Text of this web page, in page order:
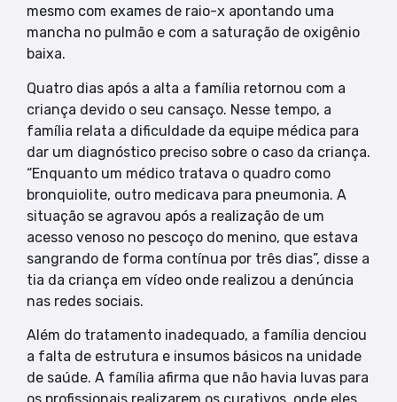
mesmo com exames de raio-x apontando uma
mancha no pulmão e com a saturação de oxigênio
baixa.
Quatro dias após a alta a família retornou com a
criança devido o seu cansaço. Nesse tempo, a
família relata a dificuldade da equipe médica para
dar um diagnóstico preciso sobre o caso da criança.
“Enquanto um médico tratava o quadro como
bronquiolite, outro medicava para pneumonia. A
situação se agravou após a realização de um
acesso venoso no pescoço do menino, que estava
sangrando de forma contínua por três dias”, disse a
tia da criança em vídeo onde realizou a denúncia
nas redes sociais.
Além do tratamento inadequado, a família denciou
a falta de estrutura e insumos básicos na unidade
de saúde. A família afirma que não havia luvas para